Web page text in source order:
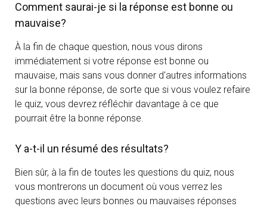
Comment saurai-je si la réponse est bonne ou
mauvaise?
À la fin de chaque question, nous vous dirons
immédiatement si votre réponse est bonne ou
mauvaise, mais sans vous donner d'autres informations
sur la bonne réponse, de sorte que si vous voulez refaire
le quiz, vous devrez réfléchir davantage à ce que
pourrait être la bonne réponse.
Y a-t-il un résumé des résultats?
Bien sûr, à la fin de toutes les questions du quiz, nous
vous montrerons un document où vous verrez les
questions avec leurs bonnes ou mauvaises réponses